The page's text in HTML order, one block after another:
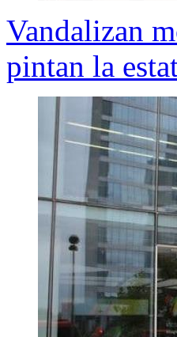
Vandalizan
pintan la